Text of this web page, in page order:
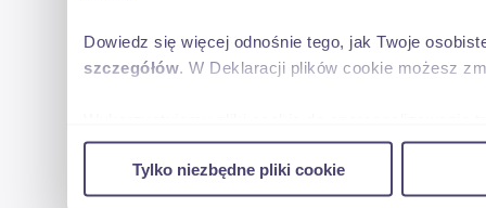
Dowiedz się więcej odnośnie tego, jak Twoje
szczegółów. W Deklaracji plików cookie możesz
w naszej witrynie. Informacje o tym, jak korzystasz
reklamowym i analitycznym. Partnerzy mogą
uzyskanymi podczas korzystania z ich usług.
Tylko niezbędne pliki cookie